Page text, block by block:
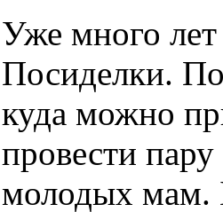
Уже много
Посиделки.
куда можно
провести
молодых мам.